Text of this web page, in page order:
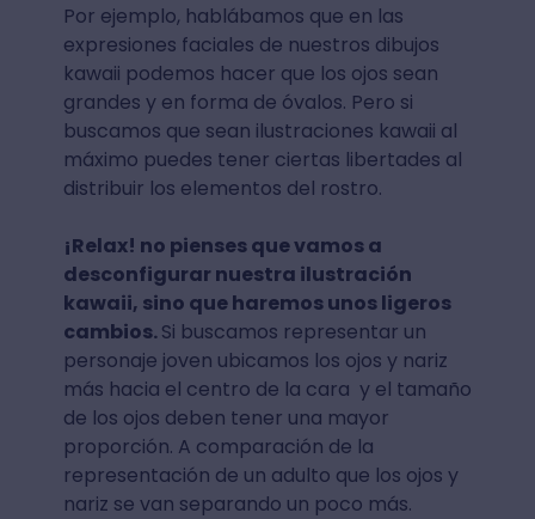
Por ejemplo, hablábamos que en las
expresiones faciales de nuestros dibujos
kawaii podemos hacer que los ojos sean
grandes y en forma de óvalos. Pero si
buscamos que sean ilustraciones kawaii al
máximo puedes tener ciertas libertades al
distribuir los elementos del rostro.
¡Relax! no pienses que vamos a
desconfigurar nuestra ilustración
kawaii, sino que haremos unos ligeros
cambios.Si buscamos representar un
personaje joven ubicamos los ojos y nariz
más hacia el centro de la cara y el tamaño
de los ojos deben tener una mayor
proporción. A comparación de la
representación de un adulto que los ojos y
nariz se van separando un poco más.